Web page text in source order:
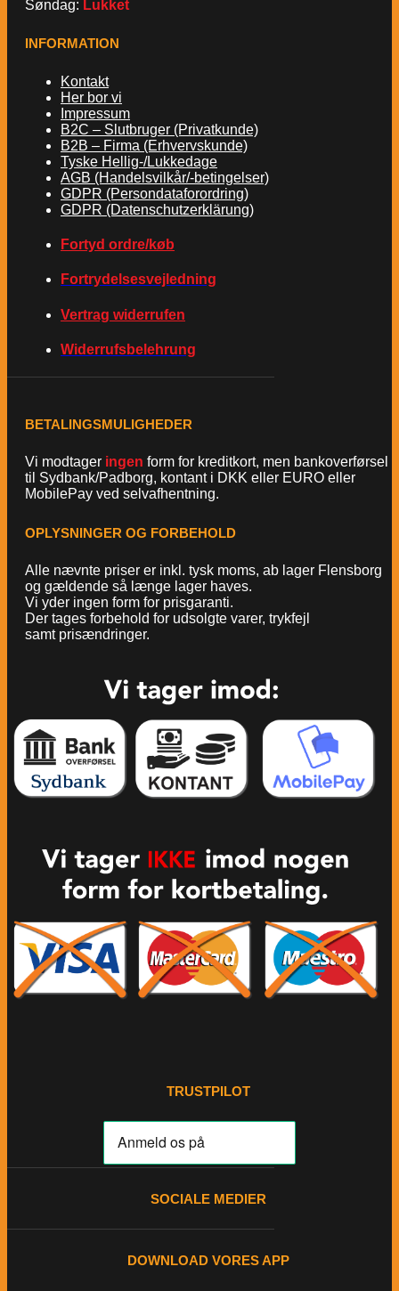
Søndag: Lukket
INFORMATION
Kontakt
Her bor vi
Impressum
B2C – Slutbruger (Privatkunde)
B2B – Firma (Erhvervskunde)
Tyske Hellig-/Lukkedage
AGB (Handelsvilkår/-betingelser)
GDPR (Persondataforordring)
GDPR (Datenschutzerklärung)
Fortyd ordre/køb
Fortrydelsesvejledning
Vertrag widerrufen
Widerrufsbelehrung
BETALINGSMULIGHEDER
Vi modtager ingen form for kreditkort, men bankoverførsel
til Sydbank/Padborg, kontant i DKK eller EURO eller
MobilePay ved selvafhentning.
OPLYSNINGER OG FORBEHOLD
Alle nævnte priser er inkl. tysk moms, ab lager Flensborg
og gældende så længe lager haves.
Vi yder ingen form for prisgaranti.
Der tages forbehold for udsolgte varer, trykfejl
samt prisændringer.
TRUSTPILOT
SOCIALE MEDIER
DOWNLOAD VORES APP